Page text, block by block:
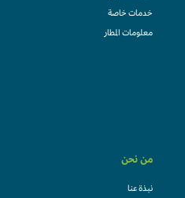
خدمات خاصة
معلومات المطار
من نحن
نبذة عنا